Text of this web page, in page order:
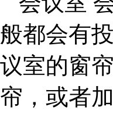
般都会有
议室的窗
帘，或者